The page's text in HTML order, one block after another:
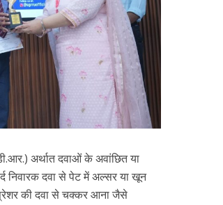
अर्थात दवाओं के अवांछित या
निवारक दवा से पेट में अल्सर या खून
की दवा से चक्कर आना जैसे